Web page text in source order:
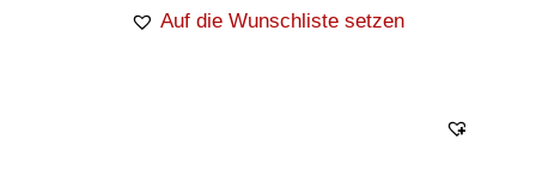
Auf die Wunschliste setzen